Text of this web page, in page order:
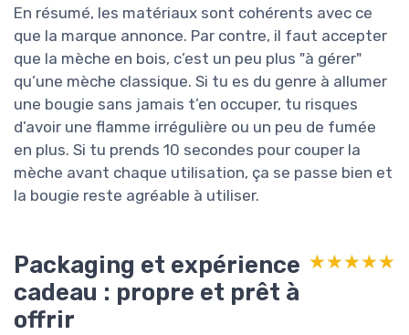
En résumé, les matériaux sont cohérents avec ce
que la marque annonce. Par contre, il faut accepter
que la mèche en bois, c’est un peu plus "à gérer"
qu’une mèche classique. Si tu es du genre à allumer
une bougie sans jamais t’en occuper, tu risques
d’avoir une flamme irrégulière ou un peu de fumée
en plus. Si tu prends 10 secondes pour couper la
mèche avant chaque utilisation, ça se passe bien et
la bougie reste agréable à utiliser.
Packaging et expérience
cadeau : propre et prêt à
offrir
★★★★★
★★★★★